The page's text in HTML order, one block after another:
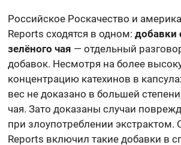
Российское Роскачество и
Reports сходятся в одном:добавки
зелёного чая — отдельный
добавок. Несмотря на более
концентрацию катехинов в
вес не доказано в большей
чая. Зато доказаны случаи
при злоупотреблении экстрактом.
Reports включил такие добавки в